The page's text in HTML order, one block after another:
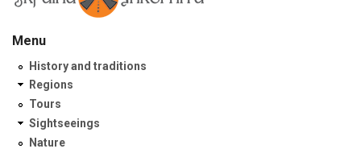
Menu
History and traditions
Regions
Tours
Sightseeings
Nature